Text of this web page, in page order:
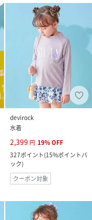
devirock
水着
2,399 円 19%OFF
327ポイント(15%ポイントバ
ック)
クーポン対象